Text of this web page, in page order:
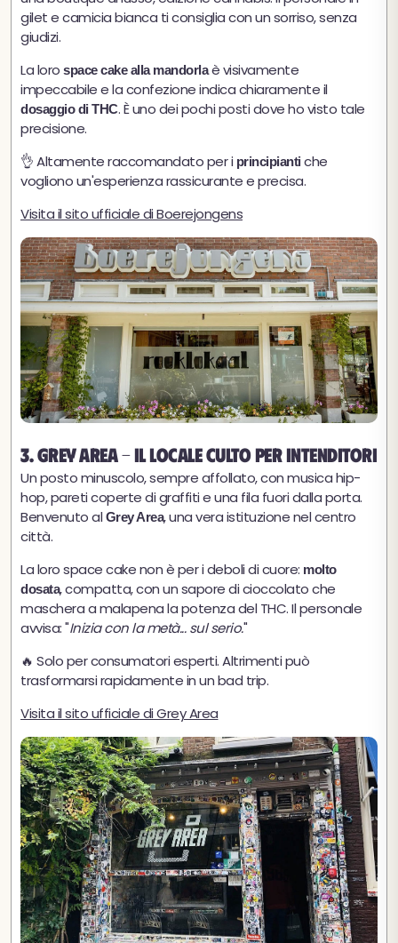
gilet e camicia bianca ti consiglia con un sorriso, senza
giudizi.
La loro space cake alla mandorlaè visivamente
impeccabile e la confezione indica chiaramente il
dosaggio di THC. È uno dei pochi posti dove ho visto tale
precisione.
👌 Altamente raccomandato per i principianti che
vogliono un'esperienza rassicurante e precisa.
Visita il sito ufficiale di Boerejongens
3. Grey Area - Il locale culto per intenditori
Un posto minuscolo, sempre affollato, con musica hip-
hop, pareti coperte di graffiti e una fila fuori dalla porta.
Benvenuto al Grey Area, una vera istituzione nel centro
città.
La loro space cake non è per i deboli di cuore: molto
dosata, compatta, con un sapore di cioccolato che
maschera a malapena la potenza del THC. Il personale
avvisa: "Inizia con la metà... sul serio."
🔥 Solo per consumatori esperti. Altrimenti può
trasformarsi rapidamente in un bad trip.
Visita il sito ufficiale di Grey Area